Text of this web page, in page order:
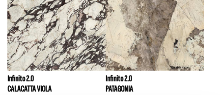
Infinito 2.0
CALACATTA VIOLA
Infinito 2.0
PATAGONIA